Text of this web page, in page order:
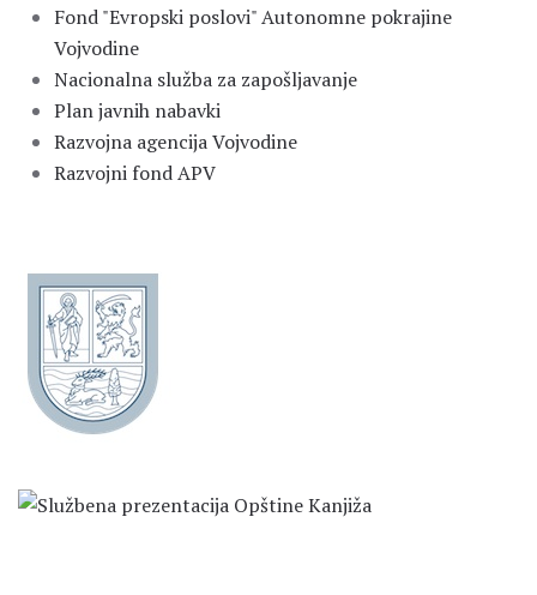
Fond "Evropski poslovi" Autonomne pokrajine
Vojvodine
Nacionalna služba za zapošljavanje
Plan javnih nabavki
Razvojna agencija Vojvodine
Razvojni fond APV